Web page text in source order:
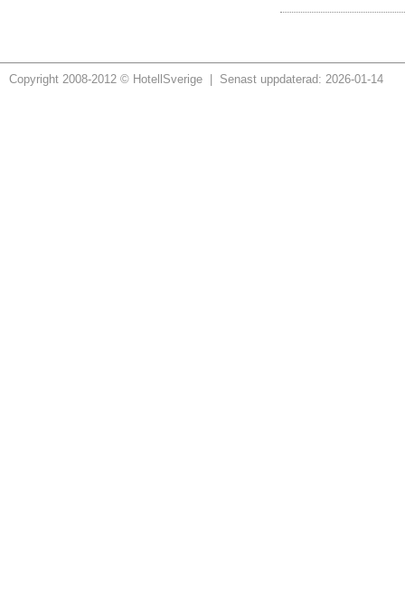
Copyright 2008-2012 © HotellSverige | Senast uppdaterad: 2026-01-14